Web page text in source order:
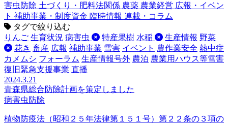
害虫防除 土づくり・肥料法関係 農薬 農業経営 広報・イベン
ト 補助事業・制度資金 臨時情報 連載・コラム
タグで絞り込む
りんご 生育状況 病害虫 特産果樹 水稲 生産情報 野菜
花き 畜産 広報 補助事業 雪害 イベント 農作業安全 熱中症
カメムシ フォーラム 生産情報号外 農泊 農業用ハウス等雪害
復旧緊急支援事業 直播
2024.3.21
青森県総合防除計画を策定しました
病害虫防除
植物防疫法（昭和２５年法律第１５１号）第２２条の３項の